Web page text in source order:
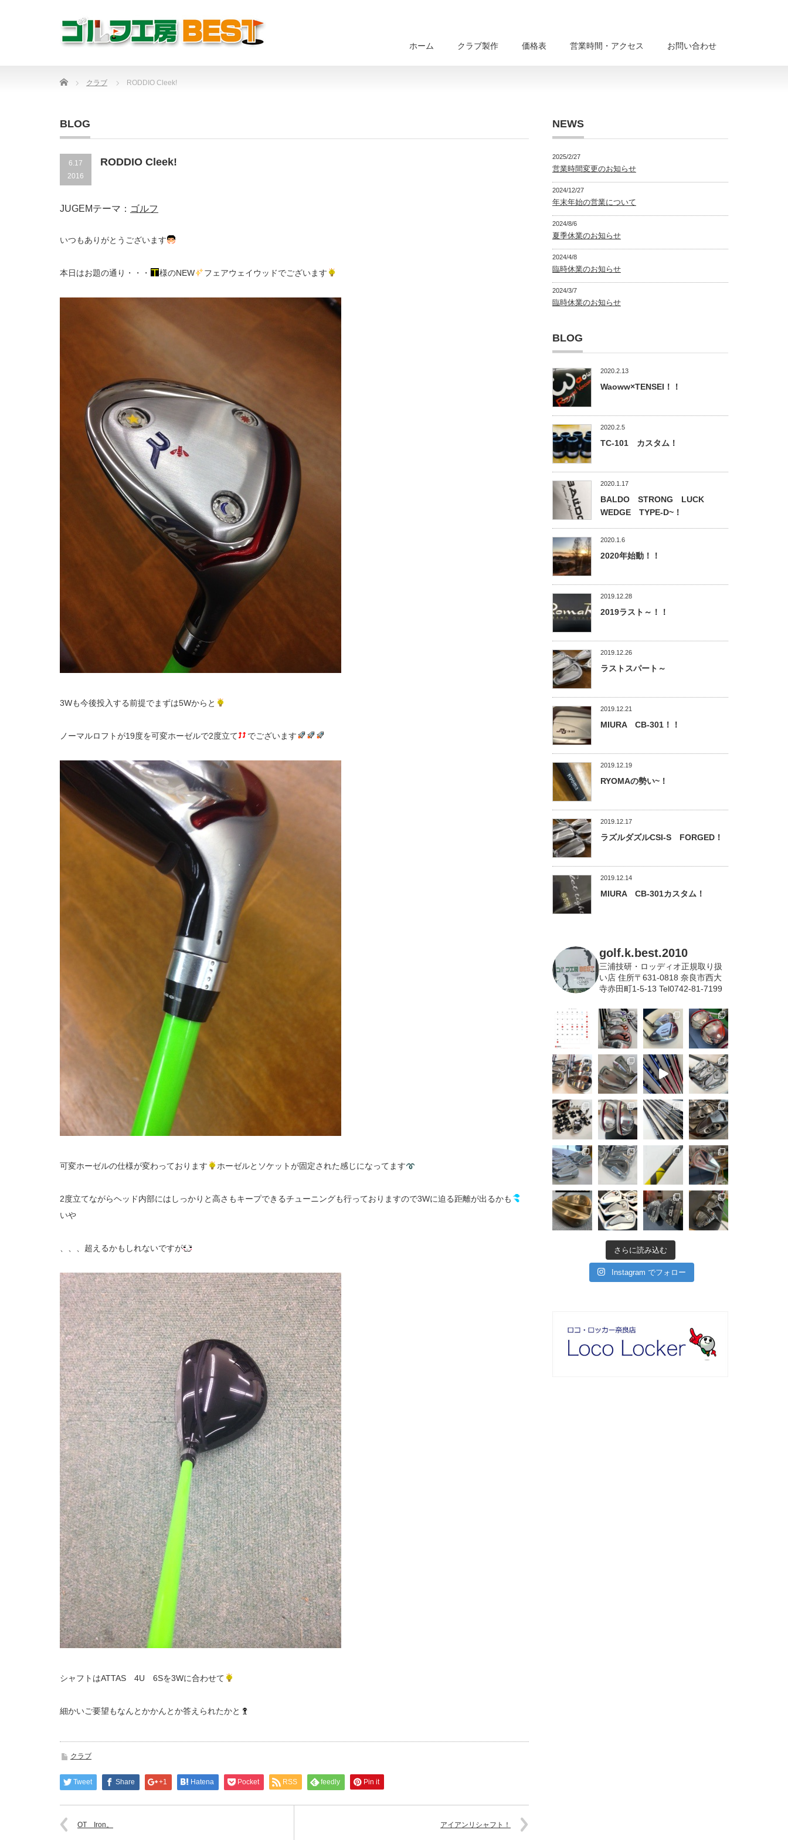
ホーム クラブ製作 価格表 営業時間・アクセス お問い合わせ
Home クラブ RODDIO Cleek!
BLOG
6.17
2016
RODDIO Cleek!
JUGEMテーマ： ゴルフ
いつもありがとうございます
本日はお題の通り・・・ 様のNEW フェアウェイウッドでございます
3Wも今後投入する前提でまずは5Wからと
ノーマルロフトが19度を可変ホーゼルで2度立て でございます
可変ホーゼルの仕様が変わっております ホーゼルとソケットが固定された感じになってます
2度立てながらヘッド内部にはしっかりと高さもキープできるチューニングも行っておりますので3Wに迫る距離が出るかも
いや
、、、超えるかもしれないですが
シャフトはATTAS 4U 6Sを3Wに合わせて
細かいご要望もなんとかかんとか答えられたかと
クラブ
Tweet Share +1 Hatena Pocket RSS feedly Pin it
OT Iron。 アイアンリシャフト！
NEWS
2025/2/27
営業時間変更のお知らせ
2024/12/27
年末年始の営業について
2024/8/6
夏季休業のお知らせ
2024/4/8
臨時休業のお知らせ
2024/3/7
臨時休業のお知らせ
BLOG
2020.2.13
Waoww×TENSEI！！
2020.2.5
TC-101 カスタム！
2020.1.17
BALDO STRONG LUCK
WEDGE TYPE-D~！
2020.1.6
2020年始動！！
2019.12.28
2019ラスト～！！
2019.12.26
ラストスパート～
2019.12.21
MIURA CB-301！！
2019.12.19
RYOMAの勢い~！
2019.12.17
ラズルダズルCSI-S FORGED！
2019.12.14
MIURA CB-301カスタム！
golf.k.best.2010
三浦技研・ロッディオ正規取り扱
い店 住所〒631-0818 奈良市西大
寺赤田町1-5-13 Tel0742-81-7199
さらに読み込む
Instagram でフォロー